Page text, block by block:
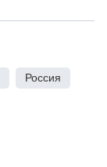
Россия